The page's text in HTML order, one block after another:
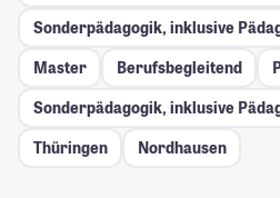
Sonderpädagogik, inklusive
Master
Berufsbegleitend
Sonderpädagogik, inklusive
Thüringen
Nordhausen